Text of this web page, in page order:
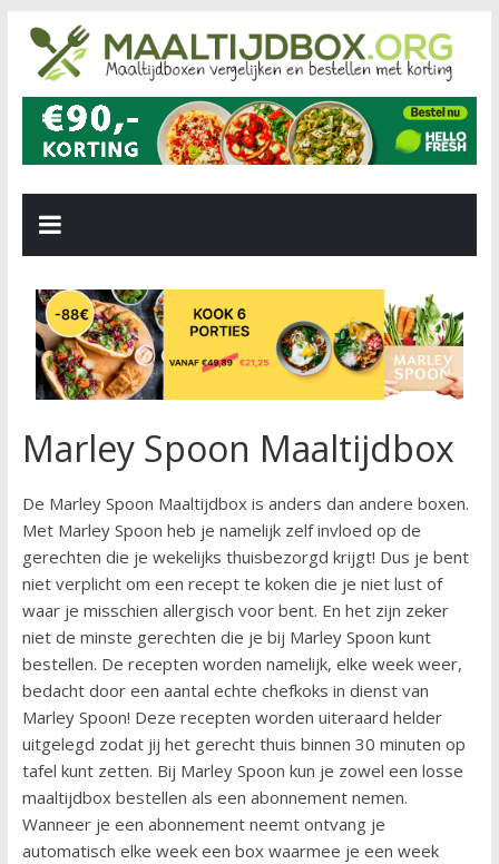
Marley Spoon Maaltijdbox
De Marley Spoon Maaltijdbox is anders dan andere boxen.
Met Marley Spoon heb je namelijk zelf invloed op de
gerechten die je wekelijks thuisbezorgd krijgt! Dus je bent
niet verplicht om een recept te koken die je niet lust of
waar je misschien allergisch voor bent. En het zijn zeker
niet de minste gerechten die je bij Marley Spoon kunt
bestellen. De recepten worden namelijk, elke week weer,
bedacht door een aantal echte chefkoks in dienst van
Marley Spoon! Deze recepten worden uiteraard helder
uitgelegd zodat jij het gerecht thuis binnen 30 minuten op
tafel kunt zetten. Bij Marley Spoon kun je zowel een losse
maaltijdbox bestellen als een abonnement nemen.
Wanneer je een abonnement neemt ontvang je
automatisch elke week een box waarmee je een week